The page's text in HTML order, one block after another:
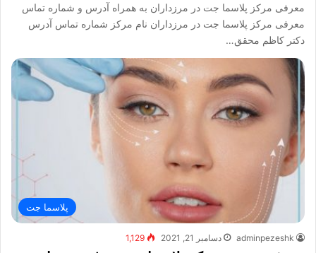
معرفی مرکز پلاسما جت در مرزداران به همراه آدرس و شماره تماس
معرفی مرکز پلاسما جت در مرزداران نام مرکز شماره تماس آدرس
دکتر کاظم محقق…
پلاسما جت
adminpezeshk دسامبر 21, 2021 1,129